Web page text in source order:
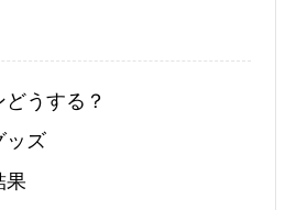
うする？
ッズ
果